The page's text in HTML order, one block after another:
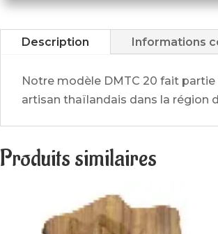
Description Informations
Notre modèle DMTC 20 fait
artisan thaïlandais dans la région
Produits similaires